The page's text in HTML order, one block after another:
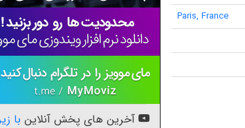
Paris, France
آخرین های پخش آنلاین با